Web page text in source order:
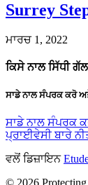
Surrey
ਮਾਰਚ 1, 2022
ਕਿਸੇ ਨਾਲ ਸਿੱਧੀ
ਸਾਡੇ ਨਾਲ ਸੰਪਰਕ ਕਰੋ
ਸਾਡੇ ਨਾਲ ਸੰਪਰਕ
ਪ੍ਰਾਈਵੇਸੀ ਬਾਰੇ
ਵਲੋਂ ਡਿਜ਼ਾਇਨ
© 2026 Protecting